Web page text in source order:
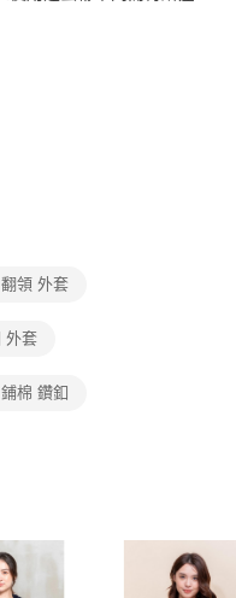
值。
帳。
。
為交易完成。
問，請聯繫「AFTEE先享後付
並將交易相關給付款項請求債
：
監護人之同意方可使用
費
翻領 外套
外套
鋪棉 鑽釦